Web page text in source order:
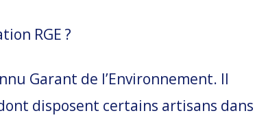
RGE ?
Garant de l’Environnement. Il
disposent certains artisans dans